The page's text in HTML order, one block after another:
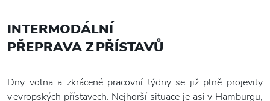
INTERMODÁLNÍ
PŘEPRAVA Z PŘÍSTAVŮ
Dny volna a zkrácené pracovní týdny se již plně projevily
v evropských přístavech. Nejhorší situace je asi v Hamburgu,